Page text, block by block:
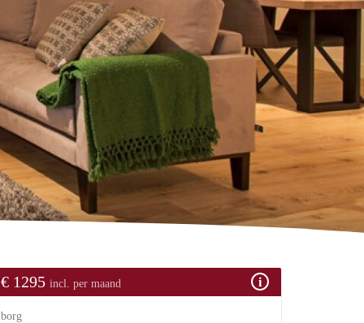
het aangeboden
€ 1295 incl. per maand
borg